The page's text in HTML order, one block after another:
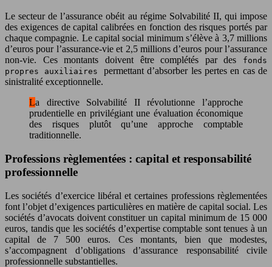
Le secteur de l’assurance obéit au régime Solvabilité II, qui impose
des exigences de capital calibrées en fonction des risques portés par
chaque compagnie. Le capital social minimum s’élève à 3,7 millions
d’euros pour l’assurance-vie et 2,5 millions d’euros pour l’assurance
non-vie. Ces montants doivent être complétés par des
fonds
propres auxiliaires permettant d’absorber les pertes en cas de
sinistralité exceptionnelle.
La directive Solvabilité II révolutionne l’approche
prudentielle en privilégiant une évaluation économique
des risques plutôt qu’une approche comptable
traditionnelle.
Professions règlementées : capital et responsabilité
professionnelle
Les sociétés d’exercice libéral et certaines professions règlementées
font l’objet d’exigences particulières en matière de capital social. Les
sociétés d’avocats doivent constituer un capital minimum de 15 000
euros, tandis que les sociétés d’expertise comptable sont tenues à un
capital de 7 500 euros. Ces montants, bien que modestes,
s’accompagnent d’obligations d’assurance responsabilité civile
professionnelle substantielles.